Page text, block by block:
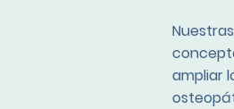
ampliar